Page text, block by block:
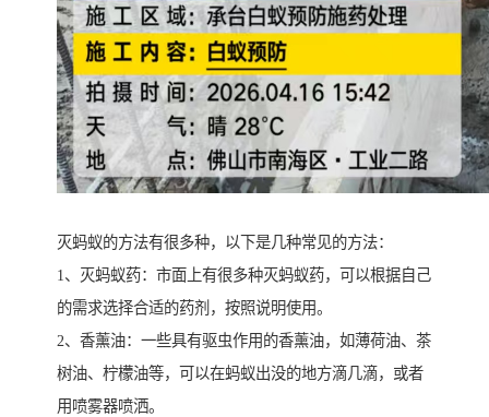
灭蚂蚁的方法有很多种，以下是几种常见的方法：
1、灭蚂蚁药：市面上有很多种灭蚂蚁药，可以根据自己
的需求选择合适的药剂，按照说明使用。
2、香薰油：一些具有驱虫作用的香薰油，如薄荷油、茶
树油、柠檬油等，可以在蚂蚁出没的地方滴几滴，或者
用喷雾器喷洒。